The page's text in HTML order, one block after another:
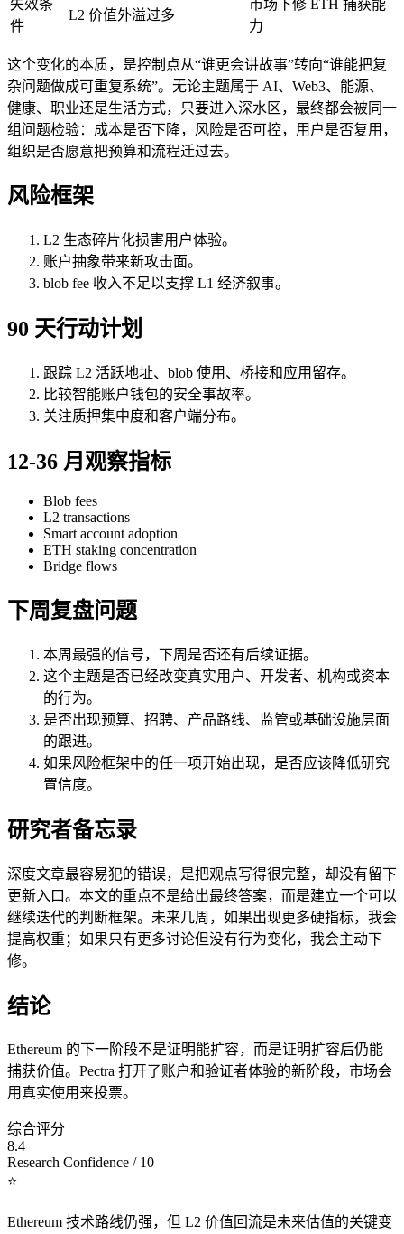
失效条
件
L2 价值外溢过多
市场下修 ETH 捕获能
力
这个变化的本质，是控制点从“谁更会讲故事”转向“谁能把复
杂问题做成可重复系统”。无论主题属于 AI、Web3、能源、
健康、职业还是生活方式，只要进入深水区，最终都会被同一
组问题检验：成本是否下降，风险是否可控，用户是否复用，
组织是否愿意把预算和流程迁过去。
风险框架
L2 生态碎片化损害用户体验。
账户抽象带来新攻击面。
blob fee 收入不足以支撑 L1 经济叙事。
90 天行动计划
跟踪 L2 活跃地址、blob 使用、桥接和应用留存。
比较智能账户钱包的安全事故率。
关注质押集中度和客户端分布。
12-36 月观察指标
Blob fees
L2 transactions
Smart account adoption
ETH staking concentration
Bridge flows
下周复盘问题
本周最强的信号，下周是否还有后续证据。
这个主题是否已经改变真实用户、开发者、机构或资本
的行为。
是否出现预算、招聘、产品路线、监管或基础设施层面
的跟进。
如果风险框架中的任一项开始出现，是否应该降低研究
置信度。
研究者备忘录
深度文章最容易犯的错误，是把观点写得很完整，却没有留下
更新入口。本文的重点不是给出最终答案，而是建立一个可以
继续迭代的判断框架。未来几周，如果出现更多硬指标，我会
提高权重；如果只有更多讨论但没有行为变化，我会主动下
修。
结论
Ethereum 的下一阶段不是证明能扩容，而是证明扩容后仍能
捕获价值。Pectra 打开了账户和验证者体验的新阶段，市场会
用真实使用来投票。
综合评分
8.4
Research Confidence / 10
⭐
Ethereum 技术路线仍强，但 L2 价值回流是未来估值的关键变